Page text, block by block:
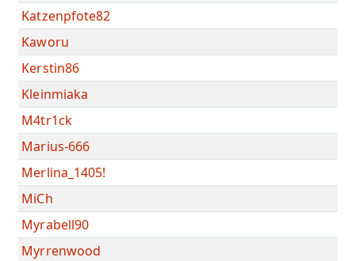
Katzenpfote82
Kaworu
Kerstin86
Kleinmiaka
M4tr1ck
Marius-666
Merlina_1405!
MiCh
Myrabell90
Myrrenwood